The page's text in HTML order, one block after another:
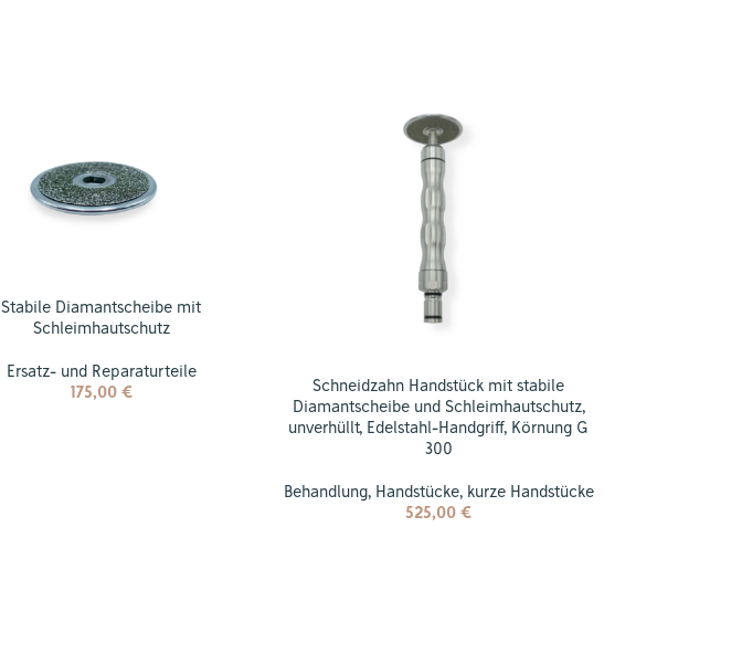
Stabile Diamantscheibe mit
Schleimhautschutz
Ersatz- und Reparaturteile
175,00€
Schneidzahn Handstück mit stabile
Diamantscheibe und Schleimhautschutz,
unverhüllt, Edelstahl-Handgriff, Körnung G
300
Behandlung, Handstücke, kurze Handstücke
525,00€